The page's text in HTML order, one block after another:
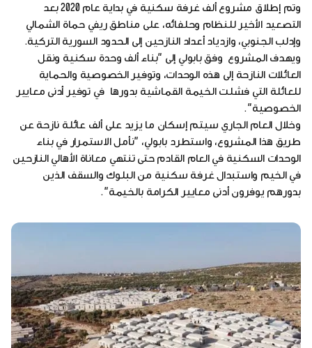
وتم إطلاق مشروع ألف غرفة سكنية في بداية عام 2020 بعد
التصعيد الأخير للنظام وحلفائه، على مناطق ريفي حماة الشمالي
وإدلب الجنوبي، وازدياد أعداد النازحين إلى الحدود السورية التركية.
ويهدف المشروع وفق بابولي إلى "بناء ألف وحدة سكنية ونقل
العائلات النازحة إلى هذه الوحدات، وتوفير الخصوصية والحماية
للعائلة التي فشلت الخيمة القماشية بدورها في توفير أدنى معايير
الخصوصية".
وخلال العام الجاري سيتم إسكان ما يزيد على ألف عائلة نازحة عن
طريق هذا المشروع، واستطرد بابولي، "نأمل الاستمرار في بناء
الوحدات السكنية في العام القادم حتى تنتهي معاناة الأهالي النازحين
في الخيم واستبدال غرفة سكنية من البلوك والسقف الذين
بدورهم يوفرون أدنى معايير الكرامة بالخيمة".